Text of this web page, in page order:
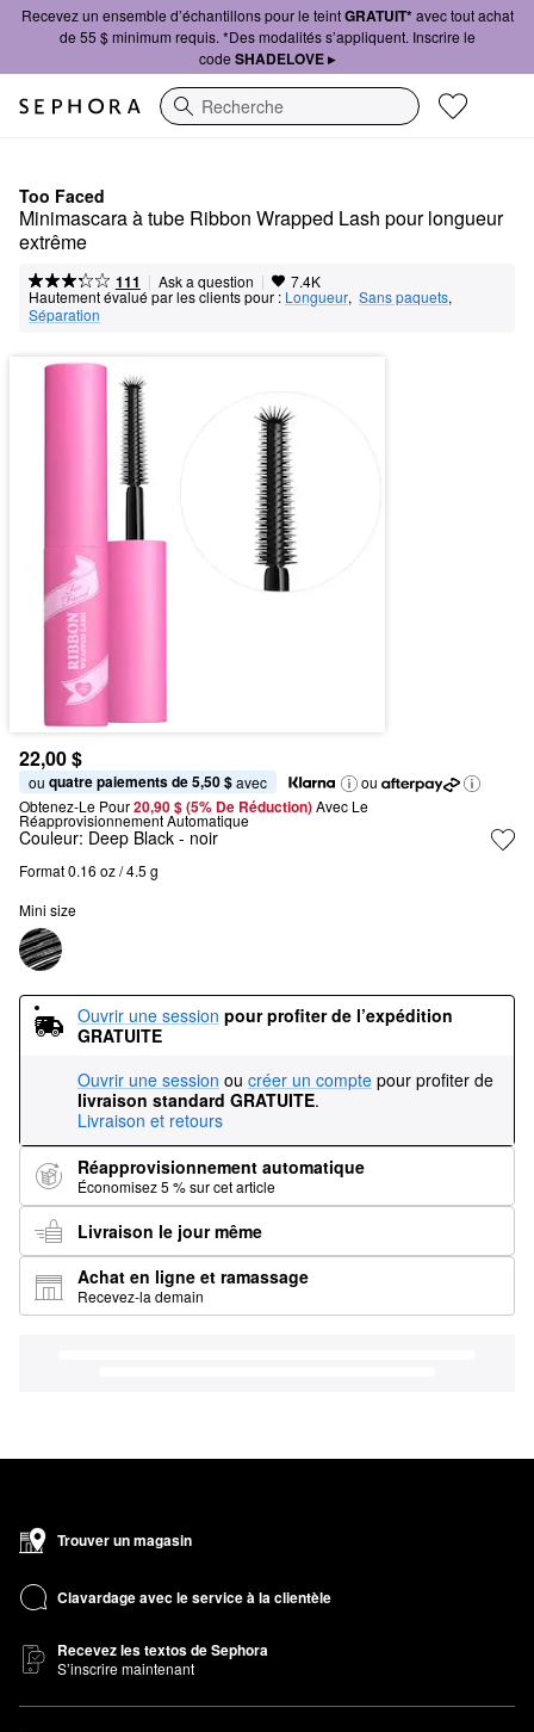
Recevez un ensemble d’échantillons pour le teintGRATUIT*avec tout achat
de 55 $ minimum requis. *Des modalités s’appliquent. Inscrire le
code SHADELOVE ▸
Recherche
Too Faced
Minimascara à tube Ribbon Wrapped Lash pour longueur
extrême
111 | Ask a question | 7.4K
Hautement évalué par les clients pour : Longueur, Sans paquets,
Séparation
22,00 $
ou quatre paiements de 5,50 $ avec
ou
Obtenez-Le Pour20,90 $ (5% De Réduction) Avec Le
Réapprovisionnement Automatique
Couleur: Deep Black - noir
Format 0.16 oz / 4.5 g
Mini size
Ouvrir une session pour profiter de l’expédition
GRATUITE
Ouvrir une session ou créer un compte pour profiter de
livraison standard GRATUITE.
Livraison et retours
Réapprovisionnement automatique
Économisez 5 % sur cet article
Livraison le jour même
Achat en ligne et ramassage
Recevez-la demain
Trouver un magasin
Clavardage avec le service à la clientèle
Recevez les textos de Sephora
S’inscrire maintenant